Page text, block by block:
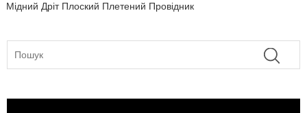
Мідний Дріт Плоский Плетений Провідник